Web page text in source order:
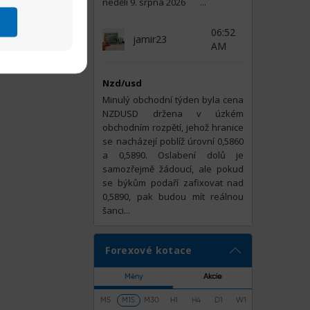
se trhy
nejrychleji
jamir23
06:52
AM
Nzd/usd
Minulý obchodní týden byla cena
NZDUSD držena v úzkém
obchodním rozpětí, jehož hranice
se nacházejí poblíž úrovní 0,5860
a 0,5890. Oslabení dolů je
samozřejmě žádoucí, ale pokud
se býkům podaří zafixovat nad
0,5890, pak budou mít reálnou
šanci...
Forexové kotace
Měny Akcie
M5 M15 M30 H1 H4 D1 W1